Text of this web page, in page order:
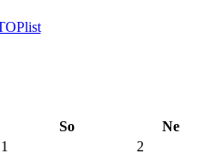
So
Ne
1 2